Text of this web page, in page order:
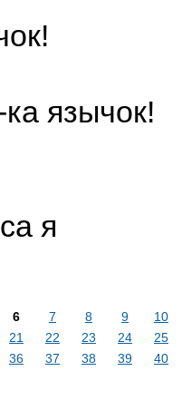
язычок!
я
6 7 8 9
10
21 22 23 24
25
36 37 38 39 40